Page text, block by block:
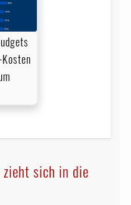
sich in die